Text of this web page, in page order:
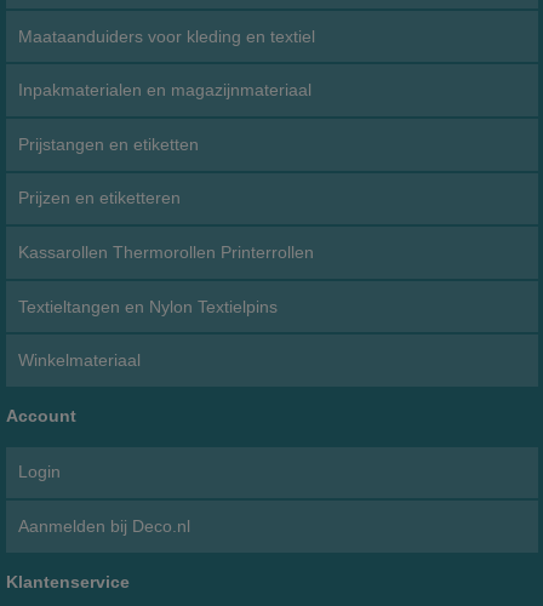
Maataanduiders voor kleding en textiel
Inpakmaterialen en magazijnmateriaal
Prijstangen en etiketten
Prijzen en etiketteren
Kassarollen Thermorollen Printerrollen
Textieltangen en Nylon Textielpins
Winkelmateriaal
Account
Login
Aanmelden bij Deco.nl
Klantenservice